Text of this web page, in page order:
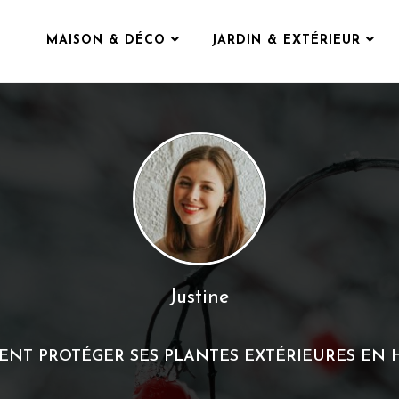
MAISON & DÉCO JARDIN & EXTÉRIEUR
Justine
PROTÉGER SES PLANTES EXTÉRIEURES EN